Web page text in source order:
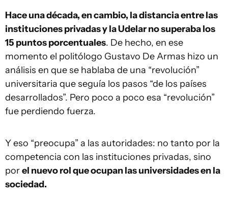
Hace una década, en cambio, la distancia entre las
instituciones privadas y la Udelar no superaba los
15 puntos porcentuales. De hecho, en ese
momento el politólogo Gustavo De Armas hizo un
análisis en que se hablaba de una “revolución”
universitaria que seguía los pasos “de los países
desarrollados”. Pero poco a poco esa “revolución”
fue perdiendo fuerza.
Y eso “preocupa” a las autoridades: no tanto por la
competencia con las instituciones privadas, sino
porel nuevo rol que ocupan las universidades en la
sociedad.